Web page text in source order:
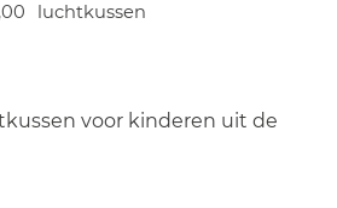
luchtkussen
voor kinderen uit de